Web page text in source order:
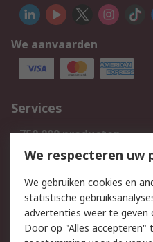
We aanvaarden
Services
750.000 producten
Bestellen
Track & Trace
Wettelijk
We respecteren uw
We gebruiken cookies en
statistische
advertenties weer te geven
Door op "Alles accepteren"